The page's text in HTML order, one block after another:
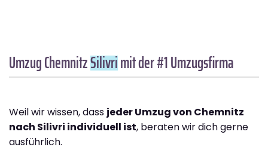
Umzug ChemnitzSilivrimit der #1 Umzugsfirma
Weil wir wissen, dass jeder Umzug von Chemnitz
nach Silivri individuell ist, beraten wir dich gerne
ausführlich.